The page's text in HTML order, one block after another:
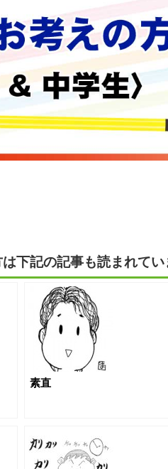
下記の記事も読まれてい
素直